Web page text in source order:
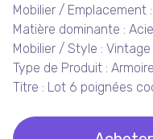
Mobilier / Emplacement
Matière dominante :
Mobilier / Style : Vintage
Type de Produit :
Titre : Lot 6 poignées